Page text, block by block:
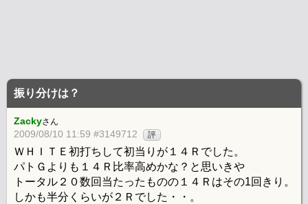
振り分けは？
Zackyさん
2009/08/10 11:59 #3149712 評
ＷＨＩＴＥ初打ちして初当りが１４Ｒでした。
パトＧよりも１４Ｒ比率高めかな？と思いきや
トータル２０数回当たったものの１４Ｒはその1回きり。
しかも半分くらいが２Ｒでした・・。